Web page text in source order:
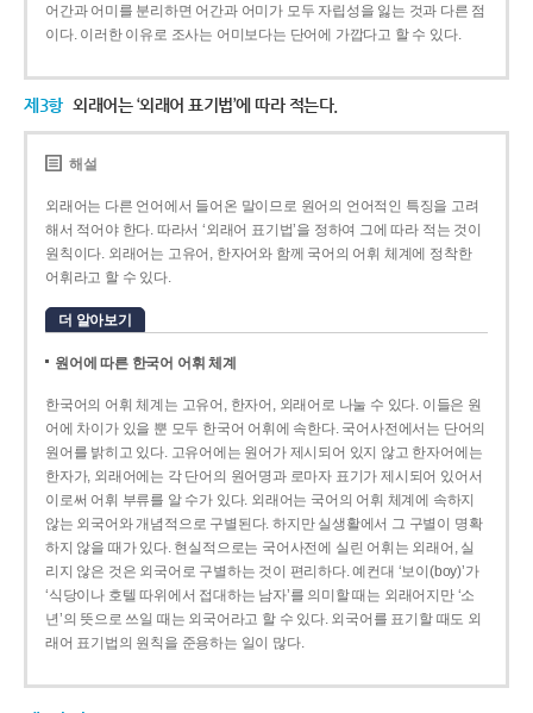
어간과 어미를 분리하면 어간과 어미가 모두 자립성을 잃는 것과 다른 점
이다. 이러한 이유로 조사는 어미보다는 단어에 가깝다고 할 수 있다.
제3항 외래어는 ‘외래어 표기법’에 따라 적는다.
해설
외래어는 다른 언어에서 들어온 말이므로 원어의 언어적인 특징을 고려
해서 적어야 한다. 따라서 ‘외래어 표기법’을 정하여 그에 따라 적는 것이
원칙이다. 외래어는 고유어, 한자어와 함께 국어의 어휘 체계에 정착한
어휘라고 할 수 있다.
더 알아보기
원어에 따른 한국어 어휘 체계
한국어의 어휘 체계는 고유어, 한자어, 외래어로 나눌 수 있다. 이들은 원
어에 차이가 있을 뿐 모두 한국어 어휘에 속한다. 국어사전에서는 단어의
원어를 밝히고 있다. 고유어에는 원어가 제시되어 있지 않고 한자어에는
한자가, 외래어에는 각 단어의 원어명과 로마자 표기가 제시되어 있어서
이로써 어휘 부류를 알 수가 있다. 외래어는 국어의 어휘 체계에 속하지
않는 외국어와 개념적으로 구별된다. 하지만 실생활에서 그 구별이 명확
하지 않을 때가 있다. 현실적으로는 국어사전에 실린 어휘는 외래어, 실
리지 않은 것은 외국어로 구별하는 것이 편리하다. 예컨대 ‘보이(boy)’가
‘식당이나 호텔 따위에서 접대하는 남자’를 의미할 때는 외래어지만 ‘소
년’의 뜻으로 쓰일 때는 외국어라고 할 수 있다. 외국어를 표기할 때도 외
래어 표기법의 원칙을 준용하는 일이 많다.